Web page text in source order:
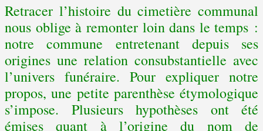
Retracer l’histoire du cimetière communal
nous oblige à remonter loin dans le temps :
notre commune entretenant depuis ses
origines une relation consubstantielle avec
l’univers funéraire. Pour expliquer notre
propos, une petite parenthèse étymologique
s’impose. Plusieurs hypothèses ont été
émises quant à l’origine du nom de